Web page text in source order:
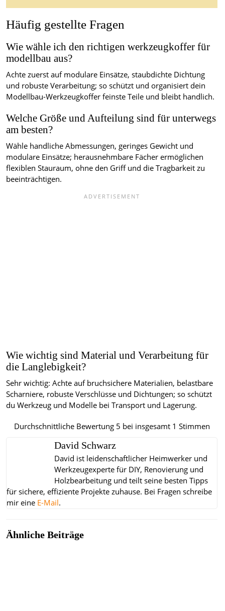
Häufig gestellte Fragen
Wie wähle ich den richtigen werkzeugkoffer für
modellbau aus?
Achte zuerst auf modulare Einsätze, staubdichte Dichtung
und robuste Verarbeitung; so schützt und organisiert dein
Modellbau-Werkzeugkoffer feinste Teile und bleibt handlich.
Welche Größe und Aufteilung sind für unterwegs
am besten?
Wähle handliche Abmessungen, geringes Gewicht und
modulare Einsätze; herausnehmbare Fächer ermöglichen
flexiblen Stauraum, ohne den Griff und die Tragbarkeit zu
beeinträchtigen.
Wie wichtig sind Material und Verarbeitung für
die Langlebigkeit?
Sehr wichtig: Achte auf bruchsichere Materialien, belastbare
Scharniere, robuste Verschlüsse und Dichtungen; so schützt
du Werkzeug und Modelle bei Transport und Lagerung.
Durchschnittliche Bewertung 5 bei insgesamt 1 Stimmen
David Schwarz
David ist leidenschaftlicher Heimwerker und
Werkzeugexperte für DIY, Renovierung und
Holzbearbeitung und teilt seine besten Tipps
für sichere, effiziente Projekte zuhause. Bei Fragen schreibe
mir eine E-Mail.
Ähnliche Beiträge